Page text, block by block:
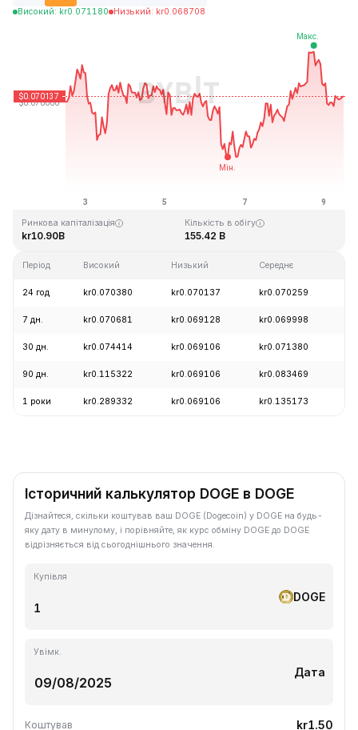
Високий: kr0.071180 Низький: kr0.068708
Ринкова капіталізація
kr10.90B
Кількість в обігу
155.42 B
Період Високий Низький Середнє
24 год kr0.070380 kr0.070137 kr0.070259
7 дн. kr0.070681 kr0.069128 kr0.069998
30 дн. kr0.074414 kr0.069106 kr0.071380
90 дн. kr0.115322 kr0.069106 kr0.083469
1 роки kr0.289332 kr0.069106 kr0.135173
Історичний калькулятор DOGE в DOGE
Дізнайтеся, скільки коштував ваш DOGE (Dogecoin) у DOGE на будь-
яку дату в минулому, і порівняйте, як курс обміну DOGE до DOGE
відрізняється від сьогоднішнього значення.
Купівля
DOGE
Увімк.
Дата
Коштував kr1.50